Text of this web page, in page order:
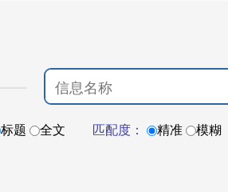
标题 全文 匹配度： 精准 模糊